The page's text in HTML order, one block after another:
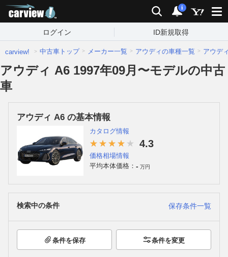
検索 通知
i
ログイン ID新規取得
carview! 中古車トップ メーカー一覧 アウディの車種一覧 アウデ
アウディ A6 1997年09月〜モデルの中古
車
アウディ A6 の基本情報
カタログ情報
4.3
価格相場情報
平均本体価格： - 万円
検索中の条件 保存条件一覧
条件を保存 条件を変更